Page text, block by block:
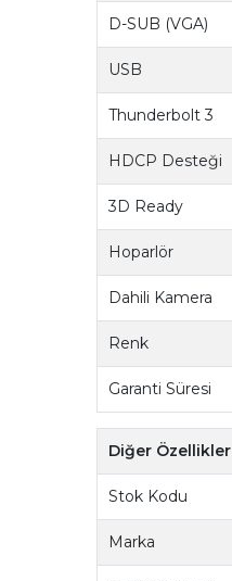
D-SUB (VGA)
USB
Thunderbolt 3
HDCP Desteği
3D Ready
Hoparlör
Dahili Kamera
Renk
Garanti Süresi
Diğer Özellikler
Stok Kodu
Marka